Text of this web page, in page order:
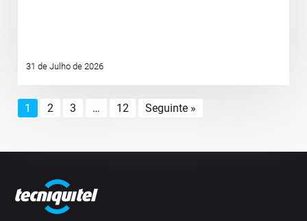
31 de Julho de 2026
1 2 3 … 12 Seguinte »